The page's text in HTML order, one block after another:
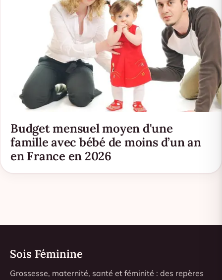
Budget mensuel moyen d'une
famille avec bébé de moins d’un an
en France en 2026
Sois Féminine
Grossesse, maternité, santé et féminité : des repères